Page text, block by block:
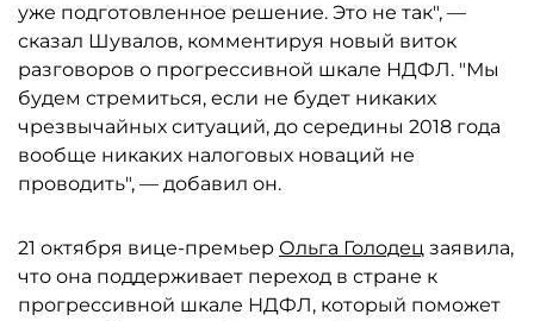
уже подготовленное решение. Это не так", —
сказал Шувалов, комментируя новый виток
разговоров о прогрессивной шкале НДФЛ. "Мы
будем стремиться, если не будет никаких
чрезвычайных ситуаций, до середины 2018 года
вообще никаких налоговых новаций не
проводить", — добавил он.
21 октября вице-премьер Ольга Голодец заявила,
что она поддерживает переход в стране к
прогрессивной шкале НДФЛ, который поможет